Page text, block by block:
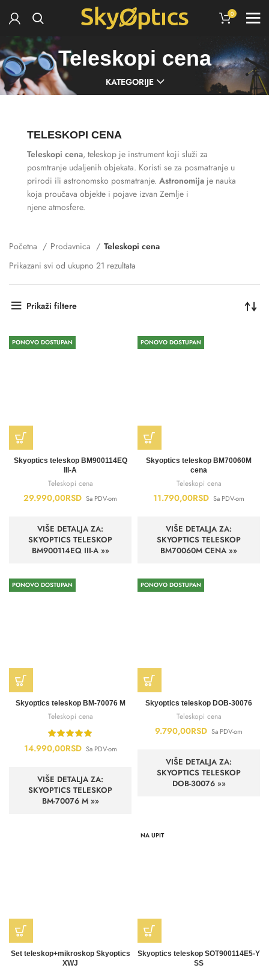
0
Teleskopi cena
KATEGORIJE
TELESKOPI CENA
Teleskopi cena, teleskop je instrument koji služi za
posmtranje udaljenih objekata. Koristi se za posmatranje u
prirodi ili astronomsko posmatranje. Astronomija je nauka
koja proučava objekte i pojave izvan Zemlje i
njene atmosfere.
Početna Prodavnica
Teleskopi cena
Prikazani svi od ukupno 21 rezultata
Prikaži filtere
PONOVO DOSTUPAN
Skyoptics teleskop BM900114EQ
III-A
Teleskopi cena
29.990,00RSD Sa PDV-om
VIŠE DETALJA ZA:
SKYOPTICS TELESKOP
BM900114EQ III-A »»
PONOVO DOSTUPAN
Skyoptics teleskop BM70060M
cena
Teleskopi cena
11.790,00RSD Sa PDV-om
VIŠE DETALJA ZA:
SKYOPTICS TELESKOP
BM70060M CENA »»
PONOVO DOSTUPAN
Skyoptics teleskop BM-70076 M
Teleskopi cena
14.990,00RSD Sa PDV-om
VIŠE DETALJA ZA:
SKYOPTICS TELESKOP
BM-70076 M »»
PONOVO DOSTUPAN
Skyoptics teleskop DOB-30076
Teleskopi cena
9.790,00RSD Sa PDV-om
VIŠE DETALJA ZA:
SKYOPTICS TELESKOP
DOB-30076 »»
Set teleskop+mikroskop Skyoptics
XWJ
NA UPIT
Skyoptics teleskop SOT900114E5-Y
SS